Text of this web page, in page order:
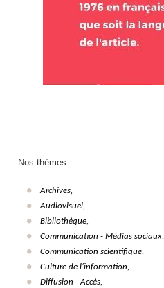
Nos thèmes :
Archives,
Audiovisuel,
Bibliothèque,
Communication - Médias sociaux,
Communication scientifique,
Culture de l’information,
Diffusion - Accès,